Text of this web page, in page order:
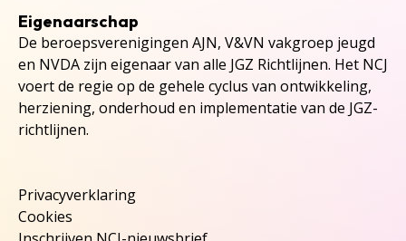
Eigenaarschap
De beroepsverenigingen AJN, V&VN vakgroep jeugd
en NVDA zijn eigenaar van alle JGZ Richtlijnen. Het NCJ
voert de regie op de gehele cyclus van ontwikkeling,
herziening, onderhoud en implementatie van de JGZ-
richtlijnen.
Privacyverklaring
Cookies